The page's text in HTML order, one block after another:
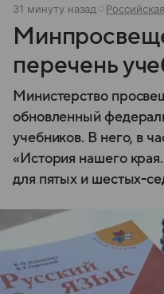
31 минуту назад
перечень
Министерство
обновленный
учебников. В него, в
«История нашего
для пятых и шестых-